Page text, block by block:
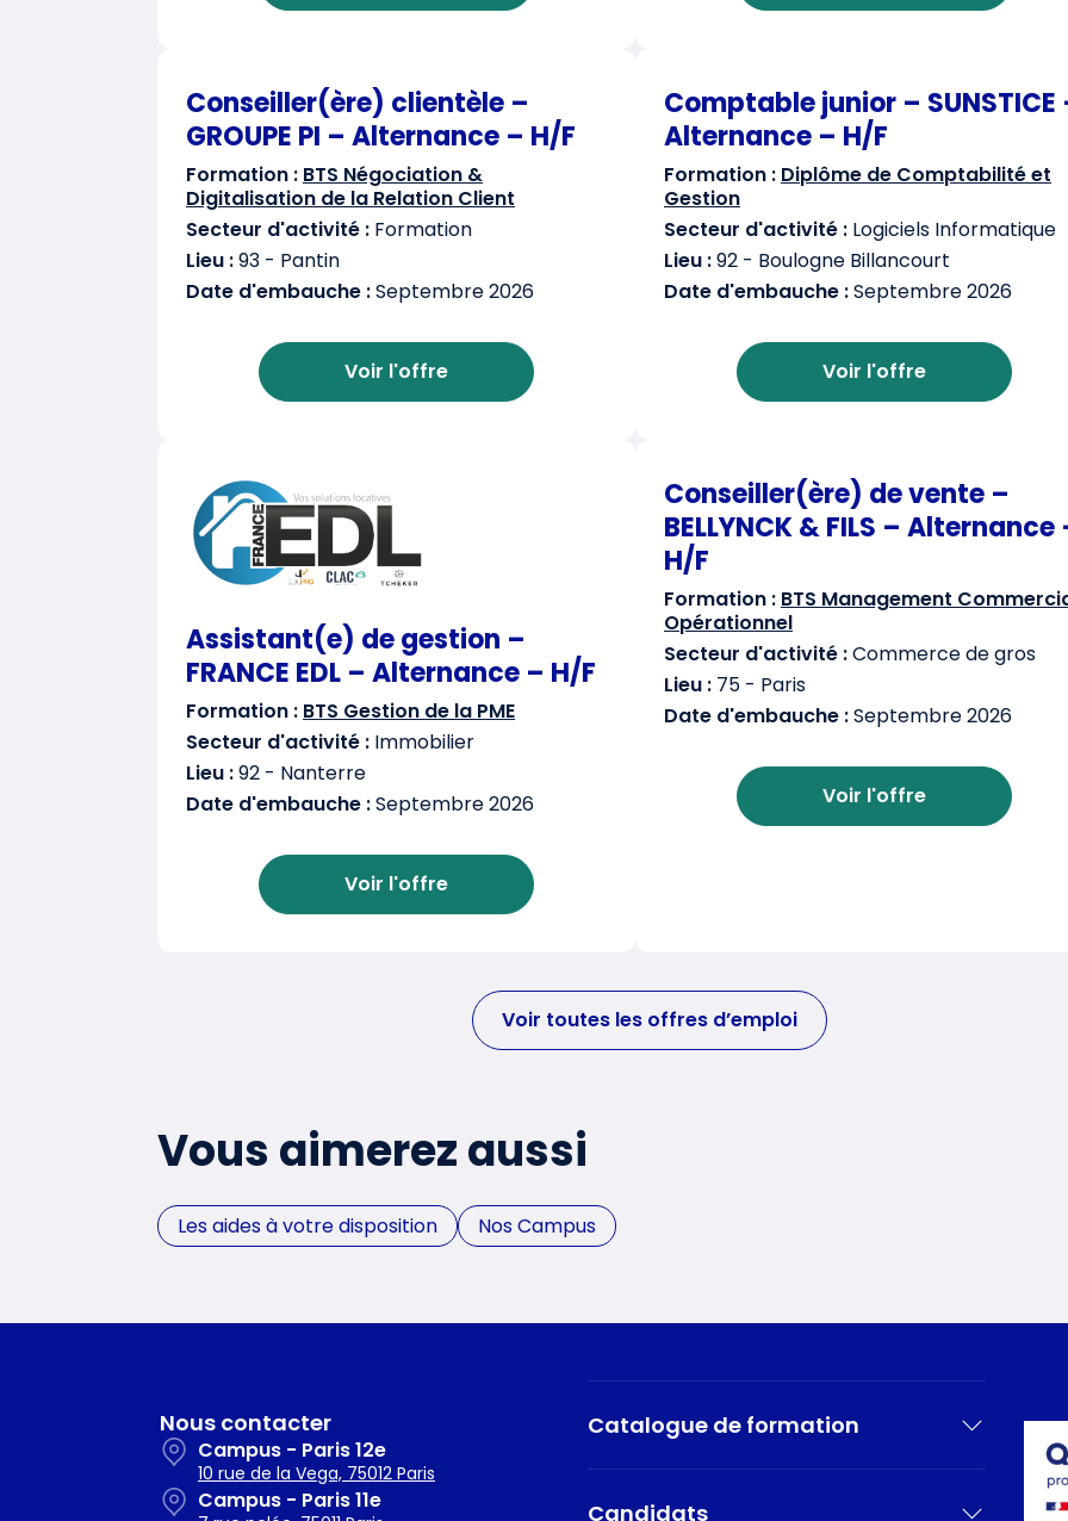
Conseiller(ère) clientèle –
GROUPE PI – Alternance – H/F
Formation : BTS Négociation &
Digitalisation de la Relation Client
Secteur d'activité : Formation
Lieu :93 - Pantin
Date d'embauche :Septembre 2026
Voir l'offre
Comptable junior – SUNSTICE
Alternance – H/F
Formation : Diplôme de Comptabilité et
Gestion
Secteur d'activité : Logiciels Informatique
Lieu :92 - Boulogne Billancourt
Date d'embauche :Septembre 2026
Voir l'offre
Assistant(e) de gestion –
FRANCE EDL – Alternance – H/F
Formation : BTS Gestion de la PME
Secteur d'activité : Immobilier
Lieu :92 - Nanterre
Date d'embauche :Septembre 2026
Voir l'offre
Conseiller(ère) de vente –
BELLYNCK & FILS – Alternance
H/F
Formation : BTS Management
Opérationnel
Secteur d'activité :Commerce de gros
Lieu : 75 - Paris
Date d'embauche :Septembre 2026
Voir l'offre
Voir toutes les offres d’emploi
Vous aimerez aussi
Les aides à votre disposition Nos Campus
Nous contacter
Campus - Paris 12e
10 rue de la Vega, 75012 Paris
Campus - Paris 11e
Catalogue de formation
Candidats